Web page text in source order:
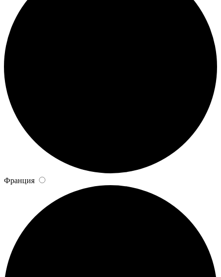
Франция